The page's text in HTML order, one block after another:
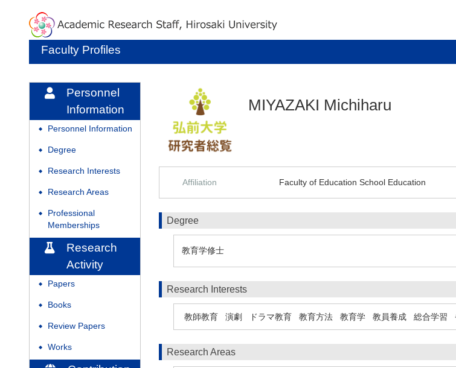
Faculty Profiles
Personnel
Information
◆ Personnel Information
◆ Degree
◆ Research Interests
◆ Research Areas
◆
Professional
Memberships
Research
Activity
◆ Papers
◆ Books
◆ Review Papers
◆ Works
MIYAZAKI Michiharu
Affiliation Faculty of Education School Education
Degree
教育学修士
Research Interests
教師教育 演劇 ドラマ教育 教育方法 教育学 教員養成 総合学習
Research Areas